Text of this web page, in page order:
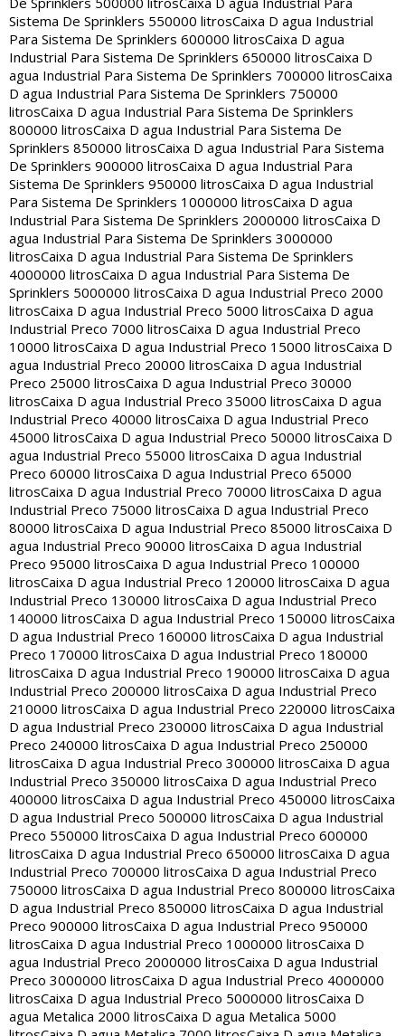
Sistema De Sprinklers 550000 litrosCaixa D agua Industrial
Para Sistema De Sprinklers 600000 litrosCaixa D agua
Industrial Para Sistema De Sprinklers 650000 litrosCaixa D
agua Industrial Para Sistema De Sprinklers 700000 litrosCaixa
D agua Industrial Para Sistema De Sprinklers 750000
litrosCaixa D agua Industrial Para Sistema De Sprinklers
800000 litrosCaixa D agua Industrial Para Sistema De
Sprinklers 850000 litrosCaixa D agua Industrial Para Sistema
De Sprinklers 900000 litrosCaixa D agua Industrial Para
Sistema De Sprinklers 950000 litrosCaixa D agua Industrial
Para Sistema De Sprinklers 1000000 litrosCaixa D agua
Industrial Para Sistema De Sprinklers 2000000 litrosCaixa D
agua Industrial Para Sistema De Sprinklers 3000000
litrosCaixa D agua Industrial Para Sistema De Sprinklers
4000000 litrosCaixa D agua Industrial Para Sistema De
Sprinklers 5000000 litrosCaixa D agua Industrial Preco 2000
litrosCaixa D agua Industrial Preco 5000 litrosCaixa D agua
Industrial Preco 7000 litrosCaixa D agua Industrial Preco
10000 litrosCaixa D agua Industrial Preco 15000 litrosCaixa D
agua Industrial Preco 20000 litrosCaixa D agua Industrial
Preco 25000 litrosCaixa D agua Industrial Preco 30000
litrosCaixa D agua Industrial Preco 35000 litrosCaixa D agua
Industrial Preco 40000 litrosCaixa D agua Industrial Preco
45000 litrosCaixa D agua Industrial Preco 50000 litrosCaixa D
agua Industrial Preco 55000 litrosCaixa D agua Industrial
Preco 60000 litrosCaixa D agua Industrial Preco 65000
litrosCaixa D agua Industrial Preco 70000 litrosCaixa D agua
Industrial Preco 75000 litrosCaixa D agua Industrial Preco
80000 litrosCaixa D agua Industrial Preco 85000 litrosCaixa D
agua Industrial Preco 90000 litrosCaixa D agua Industrial
Preco 95000 litrosCaixa D agua Industrial Preco 100000
litrosCaixa D agua Industrial Preco 120000 litrosCaixa D agua
Industrial Preco 130000 litrosCaixa D agua Industrial Preco
140000 litrosCaixa D agua Industrial Preco 150000 litrosCaixa
D agua Industrial Preco 160000 litrosCaixa D agua Industrial
Preco 170000 litrosCaixa D agua Industrial Preco 180000
litrosCaixa D agua Industrial Preco 190000 litrosCaixa D agua
Industrial Preco 200000 litrosCaixa D agua Industrial Preco
210000 litrosCaixa D agua Industrial Preco 220000 litrosCaixa
D agua Industrial Preco 230000 litrosCaixa D agua Industrial
Preco 240000 litrosCaixa D agua Industrial Preco 250000
litrosCaixa D agua Industrial Preco 300000 litrosCaixa D agua
Industrial Preco 350000 litrosCaixa D agua Industrial Preco
400000 litrosCaixa D agua Industrial Preco 450000 litrosCaixa
D agua Industrial Preco 500000 litrosCaixa D agua Industrial
Preco 550000 litrosCaixa D agua Industrial Preco 600000
litrosCaixa D agua Industrial Preco 650000 litrosCaixa D agua
Industrial Preco 700000 litrosCaixa D agua Industrial Preco
750000 litrosCaixa D agua Industrial Preco 800000 litrosCaixa
D agua Industrial Preco 850000 litrosCaixa D agua Industrial
Preco 900000 litrosCaixa D agua Industrial Preco 950000
litrosCaixa D agua Industrial Preco 1000000 litrosCaixa D
agua Industrial Preco 2000000 litrosCaixa D agua Industrial
Preco 3000000 litrosCaixa D agua Industrial Preco 4000000
litrosCaixa D agua Industrial Preco 5000000 litrosCaixa D
agua Metalica 2000 litrosCaixa D agua Metalica 5000